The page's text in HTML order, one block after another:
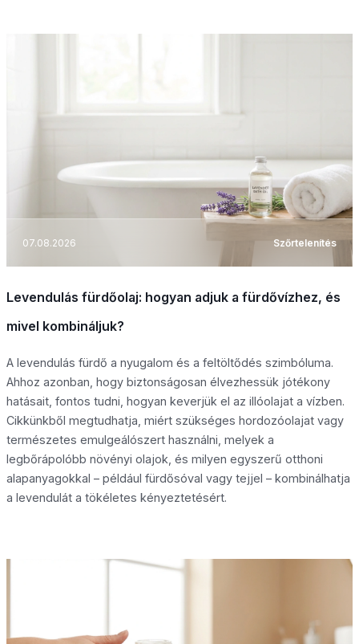
07.08.2026 Szőrtelenítés
Levendulás fürdőolaj: hogyan adjuk a fürdővízhez, és
mivel kombináljuk?
A levendulás fürdő a nyugalom és a feltöltődés szimbóluma.
Ahhoz azonban, hogy biztonságosan élvezhessük jótékony
hatásait, fontos tudni, hogyan keverjük el az illóolajat a vízben.
Cikkünkből megtudhatja, miért szükséges hordozóolajat vagy
természetes emulgeálószert használni, melyek a
legbőrápolóbb növényi olajok, és milyen egyszerű otthoni
alapanyagokkal – például fürdősóval vagy tejjel – kombinálhatja
a levendulát a tökéletes kényeztetésért.